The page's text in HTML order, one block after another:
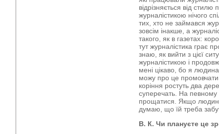
відрізняється від
журналістикою нічого
тих, хто не займався
зовсім інакше, а
такого, як в газетах:
тут журналістика грає
знаю, як вийти з цієї
журналістикою і
мені цікаво, бо я
можу про це
коріння ростуть два
суперечать. На певному
прощатися. Якщо
думаю, що їй треба
В. К. Чи плануєте це